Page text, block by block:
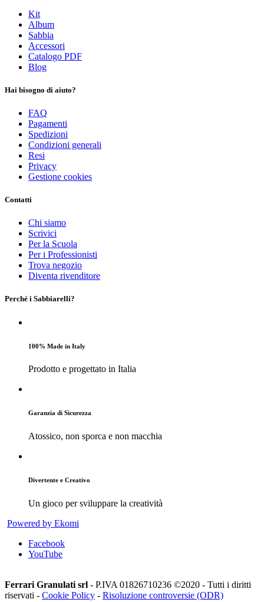
Kit
Album
Sabbia
Accessori
Catalogo PDF
Blog
Hai bisogno di aiuto?
FAQ
Pagamenti
Spedizioni
Condizioni generali
Resi
Privacy
Gestione cookies
Contatti
Chi siamo
Scrivici
Per la Scuola
Per i Professionisti
Trova negozio
Diventa rivenditore
Perché i Sabbiarelli?
100% Made in Italy
Prodotto e progettato in Italia
Garanzia di Sicurezza
Atossico, non sporca e non macchia
Divertente e Creativo
Un gioco per sviluppare la creatività
Powered by Ekomi
Facebook
YouTube
Ferrari Granulati srl - P.IVA 01826710236 ©2020 - Tutti i diritti
riservati - Cookie Policy - Risoluzione controversie (ODR)